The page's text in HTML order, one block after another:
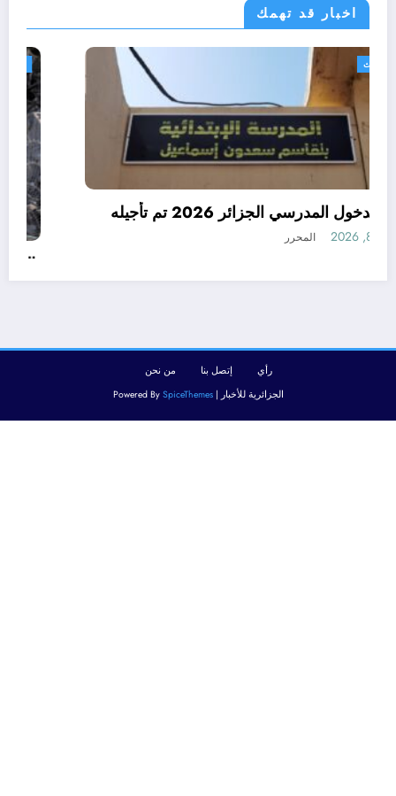
اخبار قد تهمك
الجزائر الحدث
رسميا الدخول المدرسي الجزائر 2026 تم تأجيله
أغسطس 8, 2026
رأي إتصل بنا
من نحن
الجزائرية للأخبار | Powered BySpiceThemes